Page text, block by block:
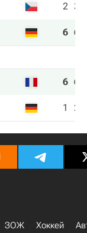
2 3
6 6
6 6
1 2
ЗОЖ Хоккей